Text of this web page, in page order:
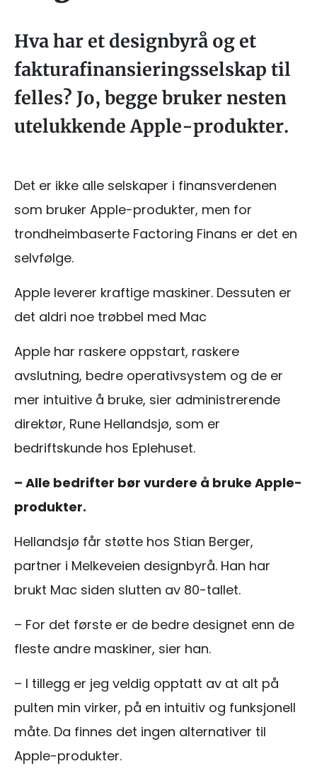
Hva har et designbyrå og et
fakturafinansieringsselskap til
felles? Jo, begge bruker nesten
utelukkende Apple-produkter.
Det er ikke alle selskaper i finansverdenen
som bruker Apple-produkter, men for
trondheimbaserte Factoring Finans er det en
selvfølge.
Apple leverer kraftige maskiner. Dessuten er
det aldri noe trøbbel med Mac
Apple har raskere oppstart, raskere
avslutning, bedre operativsystem og de er
mer intuitive å bruke, sier administrerende
direktør, Rune Hellandsjø, som er
bedriftskunde hos Eplehuset.
– Alle bedrifter bør vurdere å bruke Apple-
produkter.
Hellandsjø får støtte hos Stian Berger,
partner i Melkeveien designbyrå. Han har
brukt Mac siden slutten av 80-tallet.
– For det første er de bedre designet enn de
fleste andre maskiner, sier han.
– I tillegg er jeg veldig opptatt av at alt på
pulten min virker, på en intuitiv og funksjonell
måte. Da finnes det ingen alternativer til
Apple-produkter.